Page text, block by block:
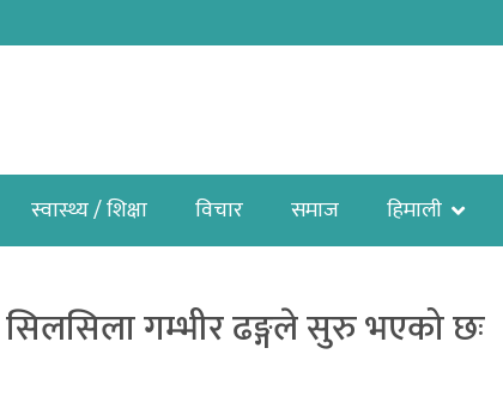
स्वास्थ्य / शिक्षा विचार समाज हिमाली
गम्भीर ढङ्गले सुरु भएको छः